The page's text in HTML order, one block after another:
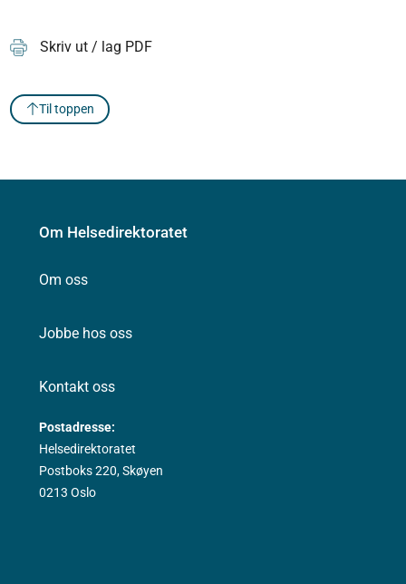
Skriv ut / lag PDF
Til toppen
Om Helsedirektoratet
Om oss
Jobbe hos oss
Kontakt oss
Postadresse:
Helsedirektoratet
Postboks 220, Skøyen
0213 Oslo